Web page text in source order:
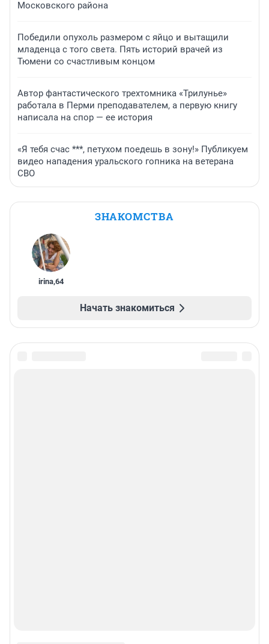
Московского района
Победили опухоль размером с яйцо и вытащили
младенца с того света. Пять историй врачей из
Тюмени со счастливым концом
Автор фантастического трехтомника «Трилунье»
работала в Перми преподавателем, а первую книгу
написала на спор — ее история
«Я тебя счас ***, петухом поедешь в зону!» Публикуем
видео нападения уральского гопника на ветерана
СВО
ЗНАКОМСТВА
irina,64
Начать знакомиться